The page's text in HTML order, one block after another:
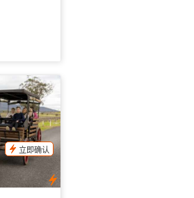
分钟马
SYD04141
立即确认